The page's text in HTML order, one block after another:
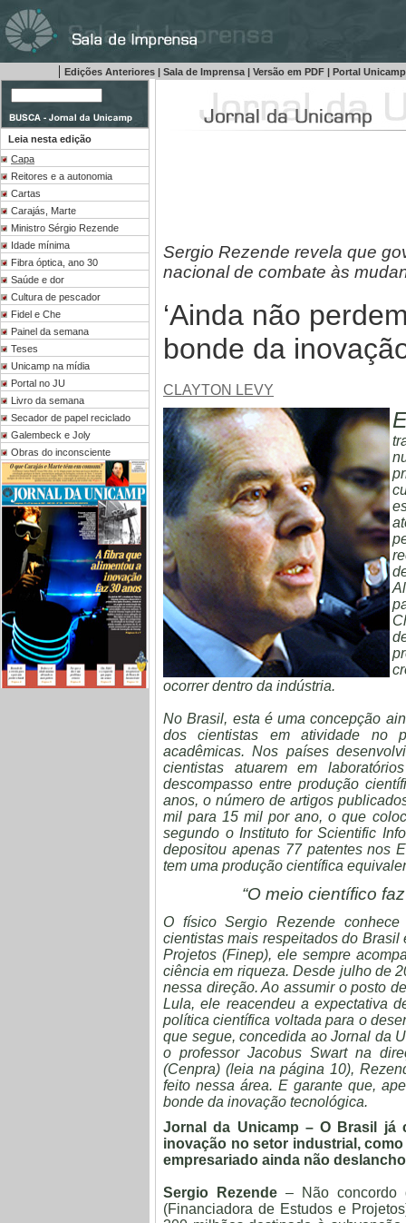
| Edições Anteriores | Sala de Imprensa | Versão em PDF | Portal
Leia nesta edição
Capa
Reitores e a autonomia
Cartas
Carajás, Marte
Ministro Sérgio Rezende
Idade mínima
Fibra óptica, ano 30
Saúde e dor
Cultura de pescador
Fidel e Che
Painel da semana
Teses
Unicamp na mídia
Portal no JU
Livro da semana
Secador de papel reciclado
Galembeck e Joly
Obras do inconsciente
Sergio Rezende revela que
nacional de combate às
‘Ainda não
bonde da
CLAYTON LEVY
ocorrer dentro da indústria.
No Brasil, esta é uma concepção
dos cientistas em atividade no
acadêmicas. Nos países
cientistas atuarem em
descompasso entre produção
anos, o número de artigos
mil para 15 mil por ano, o que
segundo o Instituto for Scientific
depositou apenas 77 patentes nos
tem uma produção científica
“O meio científico
O físico Sergio Rezende
cientistas mais respeitados do
Projetos (Finep), ele sempre
ciência em riqueza. Desde julho de
nessa direção. Ao assumir o posto
Lula, ele reacendeu a expectativa
política científica voltada para o
que segue, concedida ao Jornal da
o professor Jacobus Swart na
(Cenpra) (leia na página 10),
feito nessa área. E garante que,
bonde da inovação tecnológica.
Jornal da Unicamp – O Brasil já
inovação no setor industrial,
empresariado ainda não
Sergio Rezende – Não concordo
(Financiadora de Estudos e